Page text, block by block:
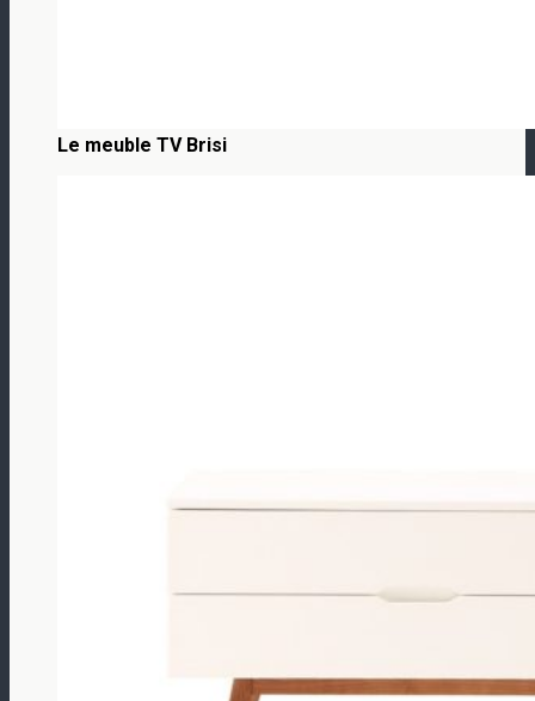
Le meuble TV Brisi